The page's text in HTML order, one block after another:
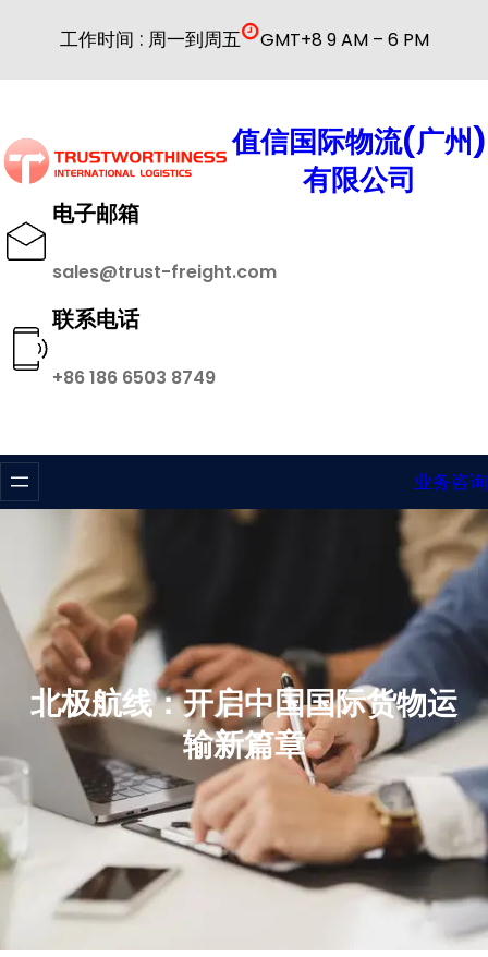
内
工作时间 : 周一到周五 GMT+8 9 AM – 6 PM
值信国际物流(广州)
有限公司
电子邮箱
sales@trust-freight.com
联系电话
+86 186 6503 8749
业务咨询
北极航线：开启中国国际货物运
输新篇章